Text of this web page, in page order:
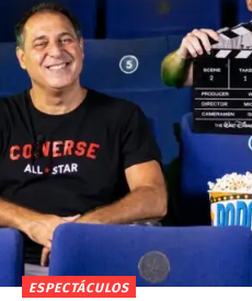
ESPECTÁCULOS